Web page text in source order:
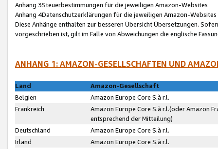
Anhang 3Steuerbestimmungen für die jeweiligen Amazon-Websites
Anhang 4Datenschutzerklärungen für die jeweiligen Amazon-Websites
Diese Anhänge enthalten zur besseren Übersicht Übersetzungen.
vorgeschrieben ist, gilt im Falle von Abweichungen die englische
ANHANG 1: AMAZON-GESELLSCHAFTEN UND
Land
Amazon-Gesellschaft
Belgien
Amazon Europe Core S.à r.l.
Frankreich
Amazon Europe Core S.à r.l.(oder Amazon
entsprechend der Mitteilung)
Deutschland
Amazon Europe Core S.à r.l.
Irland
Amazon Europe Core S.à r.l.